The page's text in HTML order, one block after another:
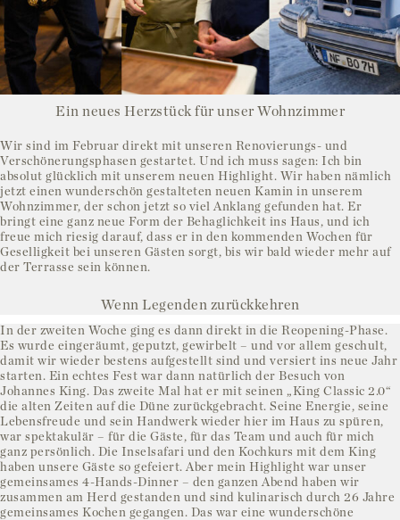
Ein neues Herzstück für unser Wohnzimmer
Wir sind im Februar direkt mit unseren Renovierungs- und
Verschönerungsphasen gestartet. Und ich muss sagen: Ich bin
absolut glücklich mit unserem neuen Highlight. Wir haben nämlich
jetzt einen wunderschön gestalteten neuen Kamin in unserem
Wohnzimmer, der schon jetzt so viel Anklang gefunden hat. Er
bringt eine ganz neue Form der Behaglichkeit ins Haus, und ich
freue mich riesig darauf, dass er in den kommenden Wochen für
Geselligkeit bei unseren Gästen sorgt, bis wir bald wieder mehr auf
der Terrasse sein können.
Wenn Legenden zurückkehren
In der zweiten Woche ging es dann direkt in die Reopening-Phase.
Es wurde eingeräumt, geputzt, gewirbelt – und vor allem geschult,
damit wir wieder bestens aufgestellt sind und versiert ins neue Jahr
starten. Ein echtes Fest war dann natürlich der Besuch von
Johannes King. Das zweite Mal hat er mit seinen „King Classic 2.0“
die alten Zeiten auf die Düne zurückgebracht. Seine Energie, seine
Lebensfreude und sein Handwerk wieder hier im Haus zu spüren,
war spektakulär – für die Gäste, für das Team und auch für mich
ganz persönlich. Die Inselsafari und den Kochkurs mit dem King
haben unsere Gäste so gefeiert. Aber mein Highlight war unser
gemeinsames 4-Hands-Dinner – den ganzen Abend haben wir
zusammen am Herd gestanden und sind kulinarisch durch 26 Jahre
gemeinsames Kochen gegangen. Das war eine wunderschöne